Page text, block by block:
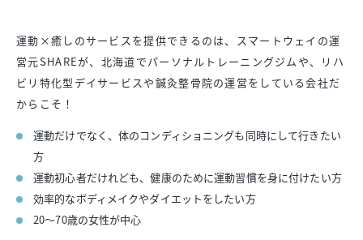
運動×癒しのサービスを提供できるのは、スマートウェイの運
営元SHAREが、北海道でパーソナルトレーニングジムや、リハ
ビリ特化型デイサービスや鍼灸整骨院の運営をしている会社だ
からこそ！
運動だけでなく、体のコンディショニングも同時にして行きたい
方
運動初心者だけれども、健康のために運動習慣を身に付けたい方
効率的なボディメイクやダイエットをしたい方
20～70歳の女性が中心